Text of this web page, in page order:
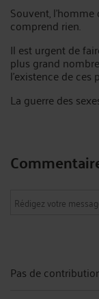
Souvent,
comprend rien.
Il est urgent de
plus grand
l'existence de ces
La guerre des
Pas de